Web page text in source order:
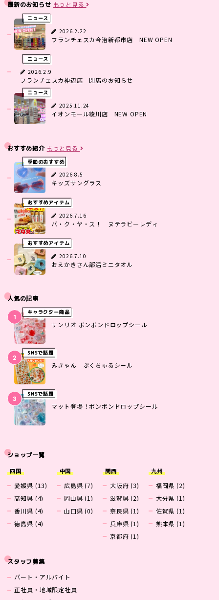
最新のお知らせ もっと見る
ニュース
2026.2.22
フランチェスカ今治新都市店 NEW OPEN
ニュース
2026.2.9
フランチェスカ神辺店 閉店のお知らせ
ニュース
2025.11.24
イオンモール綾川店 NEW OPEN
おすすめ紹介 もっと見る
季節のおすすめ
2026.8.5
キッズサングラス
おすすめアイテム
2026.7.16
バ・ク・ヤ・ス！ ヌテラビーレディ
おすすめアイテム
2026.7.10
おえかきさん部活ミニタオル
人気の記事
キャラクター商品
サンリオ ボンボンドロップシール
SNSで話題
みきゃん ぷくちゅるシール
SNSで話題
マット登場！ボンボンドロップシール
ショップ一覧
四国
愛媛県 (13)
高知県 (4)
香川県 (4)
徳島県 (4)
中国
広島県 (7)
岡山県 (1)
山口県 (0)
関西
大阪府 (3)
滋賀県 (2)
奈良県 (1)
兵庫県 (1)
京都府 (1)
九州
福岡県 (2)
大分県 (1)
佐賀県 (1)
熊本県 (1)
スタッフ募集
パート・アルバイト
正社員・地域限定社員